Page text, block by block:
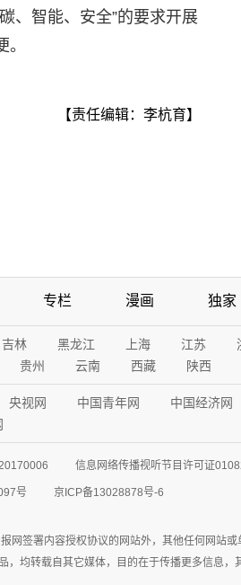
、智能、安全”的要求开展
【责任编辑：李杭育】
专栏 漫画 独家
吉林 黑龙江 上海 江苏
贵州 云南 西藏 陕西
央视网 中国青年网 中国经济网
信息网络传播视听节目许可证
号 京ICP备13028878号-6
网签署内容授权协议的网站外，其他任何网站
均转载自其它媒体，目的在于传播更多信息